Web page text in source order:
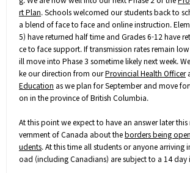
rt Plan. Schools welcomed our students back to
a blend of face to face and online instruction.
5) have returned half time and Grades 6-12 have
ce to face support. If transmission rates remain
ill move into Phase 3 sometime likely next week.
ke our direction from ourProvincial Health Officer
Education as we plan for September and move
on in the province of British Columbia.
At this point we expect to have an answer later
vernment of Canada about theborders being
udents. At this time all students or anyone arriving
oad (including Canadians) are subject to a 14 day